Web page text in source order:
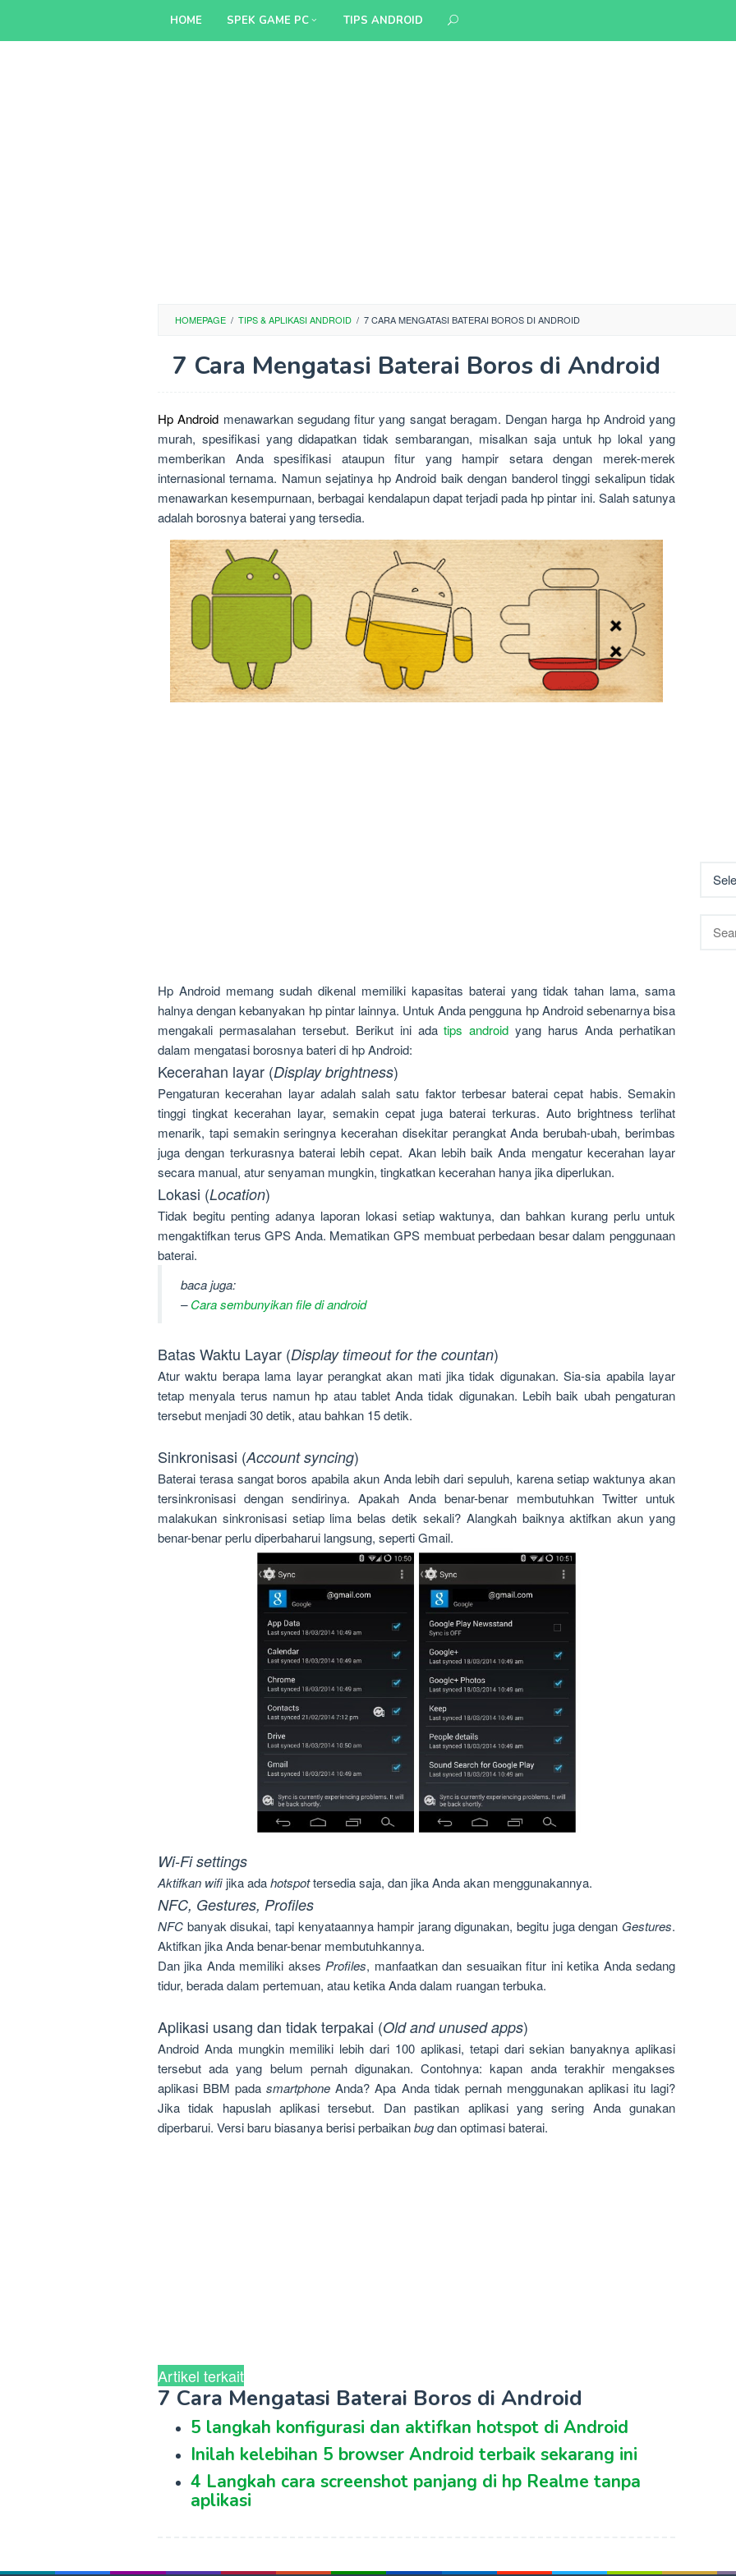
HOME SPEK GAME PC TIPS ANDROID
HOMEPAGE / TIPS & APLIKASI ANDROID / 7 CARA MENGATASI BATERAI BOROS DI ANDROID
7 Cara Mengatasi Baterai Boros di Android
Hp Android menawarkan segudang fitur yang sangat beragam. Dengan harga hp Android yang
murah, spesifikasi yang didapatkan tidak sembarangan, misalkan saja untuk hp lokal yang
memberikan Anda spesifikasi ataupun fitur yang hampir setara dengan merek-merek
internasional ternama. Namun sejatinya hp Android baik dengan banderol tinggi sekalipun tidak
menawarkan kesempurnaan, berbagai kendalapun dapat terjadi pada hp pintar ini. Salah satunya
adalah borosnya baterai yang tersedia.
Hp Android memang sudah dikenal memiliki kapasitas baterai yang tidak tahan lama, sama
halnya dengan kebanyakan hp pintar lainnya. Untuk Anda pengguna hp Android sebenarnya bisa
mengakali permasalahan tersebut. Berikut ini adatips android yang harus Anda perhatikan
dalam mengatasi borosnya bateri di hp Android:
Kecerahan layar (Display brightness)
Pengaturan kecerahan layar adalah salah satu faktor terbesar baterai cepat habis. Semakin
tinggi tingkat kecerahan layar, semakin cepat juga baterai terkuras. Auto brightness terlihat
menarik, tapi semakin seringnya kecerahan disekitar perangkat Anda berubah-ubah, berimbas
juga dengan terkurasnya baterai lebih cepat. Akan lebih baik Anda mengatur kecerahan layar
secara manual, atur senyaman mungkin, tingkatkan kecerahan hanya jika diperlukan.
Lokasi (Location)
Tidak begitu penting adanya laporan lokasi setiap waktunya, dan bahkan kurang perlu untuk
mengaktifkan terus GPS Anda. Mematikan GPS membuat perbedaan besar dalam penggunaan
baterai.
baca juga:
–Cara sembunyikan file di android
Batas Waktu Layar (Display timeout for the countan)
Atur waktu berapa lama layar perangkat akan mati jika tidak digunakan. Sia-sia apabila layar
tetap menyala terus namun hp atau tablet Anda tidak digunakan. Lebih baik ubah pengaturan
tersebut menjadi 30 detik, atau bahkan 15 detik.
Sinkronisasi (Account syncing)
Baterai terasa sangat boros apabila akun Anda lebih dari sepuluh, karena setiap waktunya akan
tersinkronisasi dengan sendirinya. Apakah Anda benar-benar membutuhkan Twitter untuk
malakukan sinkronisasi setiap lima belas detik sekali? Alangkah baiknya aktifkan akun yang
benar-benar perlu diperbaharui langsung, seperti Gmail.
Wi-Fi settings
Aktifkan wifi jika adahotspottersedia saja, dan jika Anda akan menggunakannya.
NFC, Gestures, Profiles
NFC banyak disukai, tapi kenyataannya hampir jarang digunakan, begitu juga dengan Gestures.
Aktifkan jika Anda benar-benar membutuhkannya.
Dan jika Anda memiliki aksesProfiles, manfaatkan dan sesuaikan fitur ini ketika Anda sedang
tidur, berada dalam pertemuan, atau ketika Anda dalam ruangan terbuka.
Aplikasi usang dan tidak terpakai (Old and unused apps)
Android Anda mungkin memiliki lebih dari 100 aplikasi, tetapi dari sekian banyaknya aplikasi
tersebut ada yang belum pernah digunakan. Contohnya: kapan anda terakhir mengakses
aplikasi BBM padasmartphoneAnda? Apa Anda tidak pernah menggunakan aplikasi itu lagi?
Jika tidak hapuslah aplikasi tersebut. Dan pastikan aplikasi yang sering Anda gunakan
diperbarui. Versi baru biasanya berisi perbaikanbugdan optimasi baterai.
Artikel terkait
7 Cara Mengatasi Baterai Boros di Android
5 langkah konfigurasi dan aktifkan hotspot di Android
Inilah kelebihan 5 browser Android terbaik sekarang ini
4 Langkah cara screenshot panjang di hp Realme tanpa
aplikasi
for: